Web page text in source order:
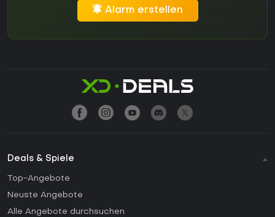
Alarm erstellen
Deals & Spiele
Top-Angebote
Neuste Angebote
Alle Angebote durchsuchen